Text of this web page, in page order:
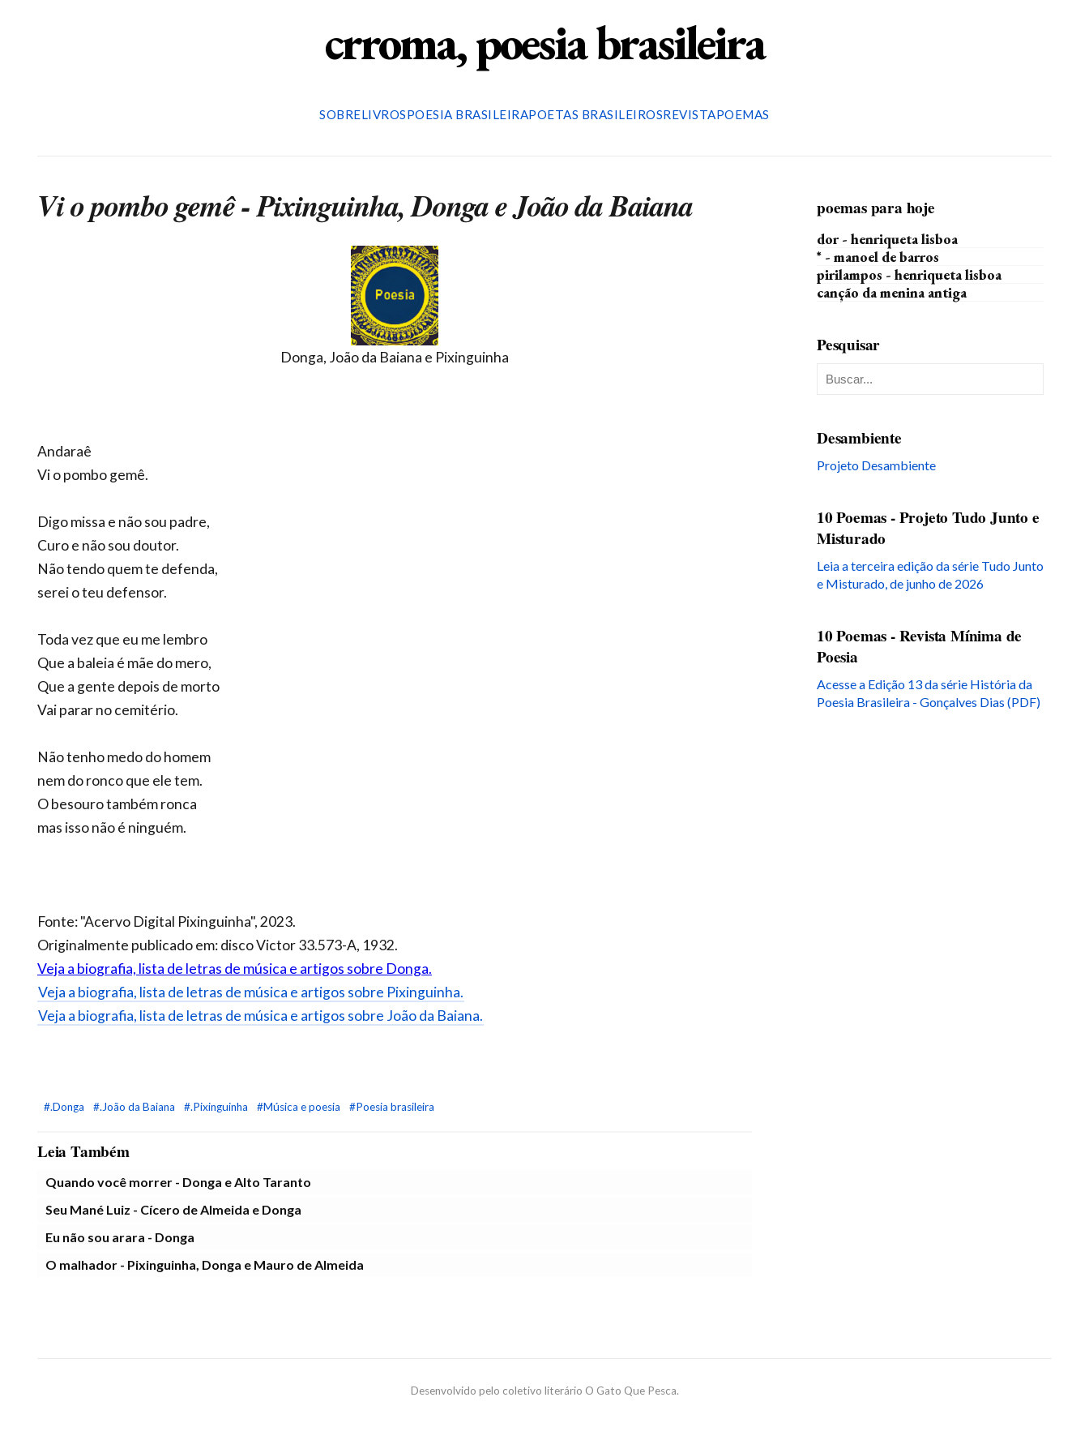
crroma, poesia brasileira
SOBRELIVROSPOESIA BRASILEIRAPOETAS BRASILEIROSREVISTAPOEMAS
Vi o pombo gemê - Pixinguinha, Donga e João da Baiana
Donga, João da Baiana e Pixinguinha
Andaraê
Vi o pombo gemê.
Digo missa e não sou padre,
Curo e não sou doutor.
Não tendo quem te defenda,
serei o teu defensor.
Toda vez que eu me lembro
Que a baleia é mãe do mero,
Que a gente depois de morto
Vai parar no cemitério.
Não tenho medo do homem
nem do ronco que ele tem.
O besouro também ronca
mas isso não é ninguém.
Fonte: "Acervo Digital Pixinguinha", 2023.
Originalmente publicado em: disco Victor 33.573-A, 1932.
Veja a biografia, lista de letras de música e artigos sobre Donga.
Veja a biografia, lista de letras de música e artigos sobre Pixinguinha.
Veja a biografia, lista de letras de música e artigos sobre João da Baiana.
#.Donga #.João da Baiana #.Pixinguinha #Música e poesia #Poesia brasileira
Leia Também
Quando você morrer - Donga e Alto Taranto
Seu Mané Luiz - Cícero de Almeida e Donga
Eu não sou arara - Donga
O malhador - Pixinguinha, Donga e Mauro de Almeida
poemas para hoje
dor - henriqueta lisboa
* - manoel de barros
pirilampos - henriqueta lisboa
canção da menina antiga
Pesquisar
Desambiente
Projeto Desambiente
10 Poemas - Projeto Tudo Junto e
Misturado
Leia a terceira edição da série Tudo Junto
e Misturado, de junho de 2026
10 Poemas - Revista Mínima de
Poesia
Acesse a Edição 13 da série História da
Poesia Brasileira - Gonçalves Dias (PDF)
Desenvolvido pelo coletivo literário O Gato Que Pesca.